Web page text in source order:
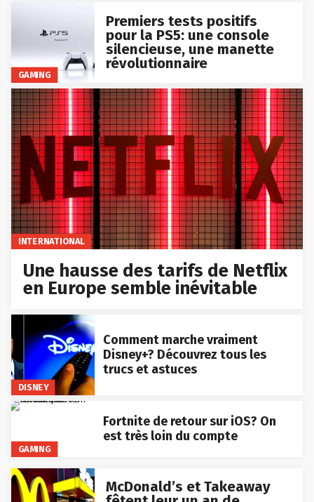
GAMING
Premiers tests positifs
pour la PS5: une console
silencieuse, une manette
révolutionnaire
INTERNATIONAL
Une hausse des tarifs de Netflix
en Europe semble inévitable
DISNEY
Comment marche vraiment
Disney+? Découvrez tous les
trucs et astuces
GAMING
Fortnite de retour sur iOS? On
est très loin du compte
McDonald’s et Takeaway